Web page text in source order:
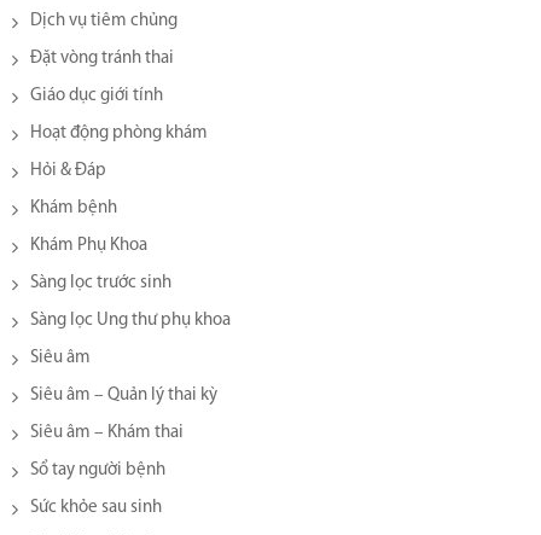
Dịch vụ tiêm chủng
Đặt vòng tránh thai
Giáo dục giới tính
Hoạt động phòng khám
Hỏi & Đáp
Khám bệnh
Khám Phụ Khoa
Sàng lọc trước sinh
Sàng lọc Ung thư phụ khoa
Siêu âm
Siêu âm – Quản lý thai kỳ
Siêu âm – Khám thai
Sổ tay người bệnh
Sức khỏe sau sinh